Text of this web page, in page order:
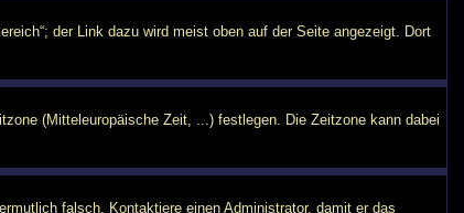
der Link dazu wird meist oben auf der Seite angezeigt. Dort
(Mitteleuropäische Zeit, ...) festlegen. Die Zeitzone kann dabei
falsch. Kontaktiere einen Administrator, damit er das